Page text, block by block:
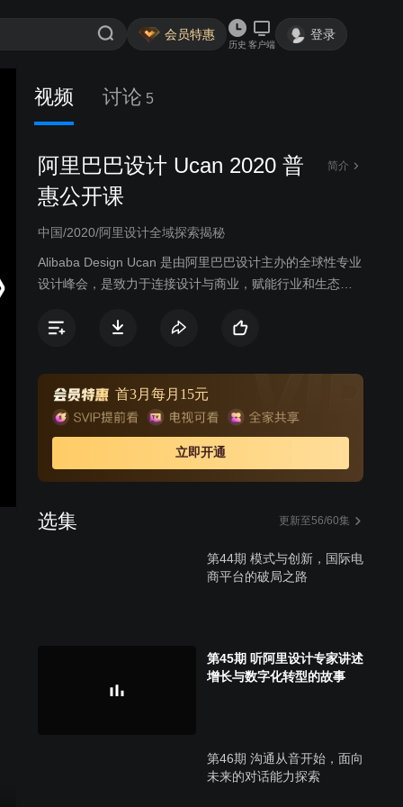
会员特惠
历史 客户端
登录
视频 讨论 5
阿里巴巴设计 Ucan 2020 普
惠公开课
简介
中国/2020/阿里设计全域探索揭秘
Alibaba Design Ucan 是由阿里巴巴设计主办的全球性专业
设计峰会，是致力于连接设计与商业，赋能行业和生态的
与大家见面，将一整年阿里巴巴设计在各领域的前沿价值
首3月每月15元
立即开通
选集 更新至56/60集
第44期 模式与创新，国际电
商平台的破局之路
第45期 听阿里设计专家讲述
增长与数字化转型的故事
第46期 沟通从音开始，面向
未来的对话能力探索